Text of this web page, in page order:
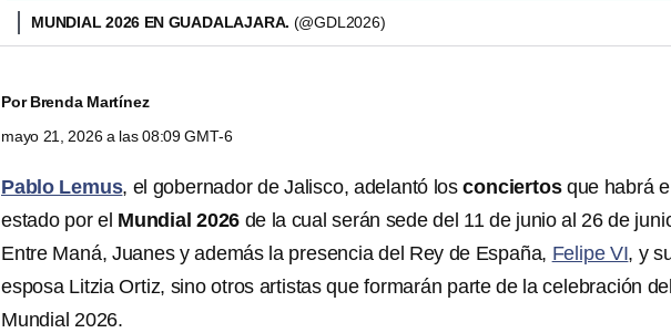
MUNDIAL 2026 EN GUADALAJARA. (@GDL2026)
PorBrenda Martínez
mayo 21, 2026 a las 08:09 GMT-6
Pablo Lemus, el gobernador de Jalisco, adelantó losconciertosque habrá
estado por el Mundial 2026 de la cual serán sede del 11 de junio al 26 de
Entre Maná, Juanes y además la presencia del Rey de España, Felipe VI, y
esposa Litzia Ortiz, sino otros artistas que formarán parte de la celebración
Mundial 2026.